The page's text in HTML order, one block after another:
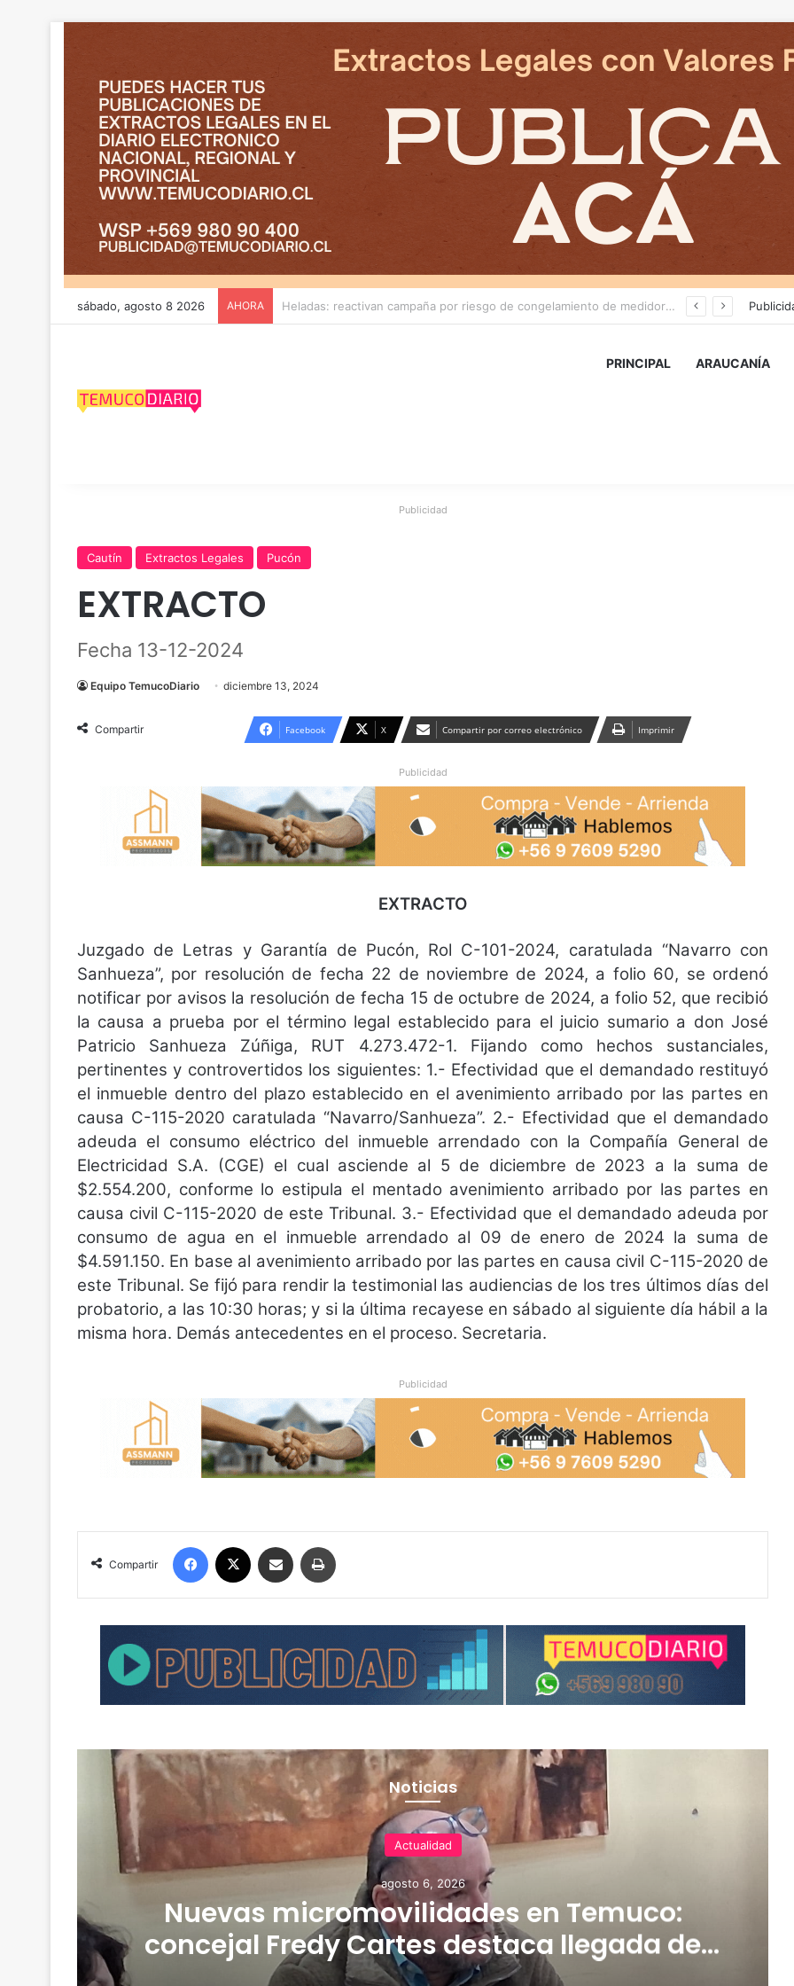
sábado, agosto 8 2026 AHORA Deportes Temuco termina relación contractual con Arturo Sanhueza tras derrota ante Copiapó
PRINCIPAL ARAUCANÍA
Publicidad
Cautín Extractos Legales Pucón
EXTRACTO
Fecha 13-12-2024
Equipo TemucoDiario diciembre 13, 2024
Compartir Facebook X Compartir por correo electrónico Imprimir
Publicidad
EXTRACTO
Juzgado de Letras y Garantía de Pucón, Rol C-101-2024, caratulada “Navarro con
Sanhueza”, por resolución de fecha 22 de noviembre de 2024, a folio 60, se ordenó
notificar por avisos la resolución de fecha 15 de octubre de 2024, a folio 52, que recibió
la causa a prueba por el término legal establecido para el juicio sumario a don José
Patricio Sanhueza Zúñiga, RUT 4.273.472-1. Fijando como hechos sustanciales,
pertinentes y controvertidos los siguientes: 1.- Efectividad que el demandado restituyó
el inmueble dentro del plazo establecido en el avenimiento arribado por las partes en
causa C-115-2020 caratulada “Navarro/Sanhueza”. 2.- Efectividad que el demandado
adeuda el consumo eléctrico del inmueble arrendado con la Compañía General de
Electricidad S.A. (CGE) el cual asciende al 5 de diciembre de 2023 a la suma de
$2.554.200, conforme lo estipula el mentado avenimiento arribado por las partes en
causa civil C-115-2020 de este Tribunal. 3.- Efectividad que el demandado adeuda por
consumo de agua en el inmueble arrendado al 09 de enero de 2024 la suma de
$4.591.150. En base al avenimiento arribado por las partes en causa civil C-115-2020 de
este Tribunal. Se fijó para rendir la testimonial las audiencias de los tres últimos días del
probatorio, a las 10:30 horas; y si la última recayese en sábado al siguiente día hábil a la
misma hora. Demás antecedentes en el proceso. Secretaria.
Publicidad
Compartir
Noticias
Actualidad
agosto 6, 2026
Nuevas micromovilidades en Temuco:
concejal Fredy Cartes destaca llegada de
empresa Jet con tarifas más accesibles y